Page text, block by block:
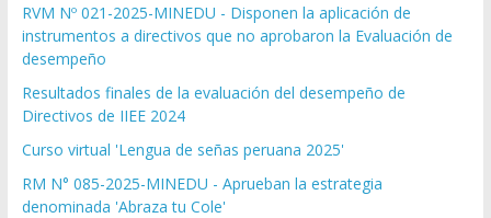
RVM Nº 021-2025-MINEDU - Disponen la aplicación de
instrumentos a directivos que no aprobaron la Evaluación de
desempeño
Resultados finales de la evaluación del desempeño de
Directivos de IIEE 2024
Curso virtual 'Lengua de señas peruana 2025'
RM N° 085-2025-MINEDU - Aprueban la estrategia
denominada 'Abraza tu Cole'